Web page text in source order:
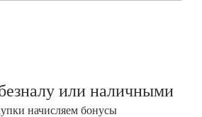
или наличными
начисляем бонусы